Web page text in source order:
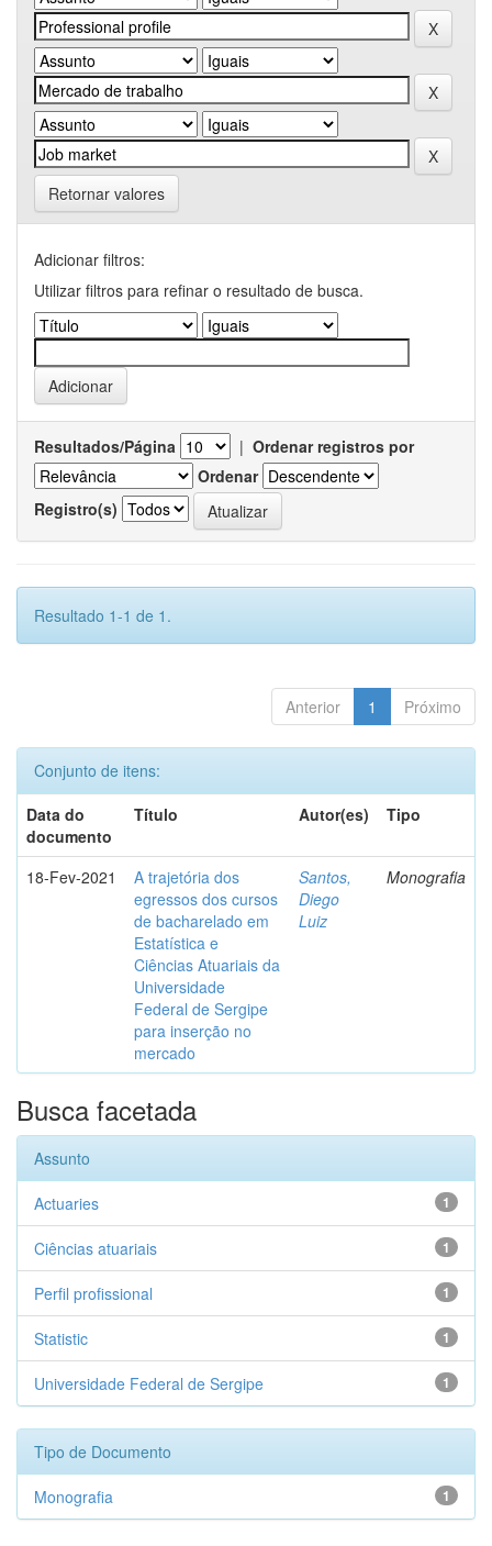
Retornar valores
Adicionar filtros:
Utilizar filtros para refinar o resultado de busca.
Resultados/Página | Ordenar registros por
Ordenar
Registro(s)
Resultado 1-1 de 1.
Anterior 1 Próximo
Conjunto de itens:
Data do
documento
Título Autor(es) Tipo
18-Fev-2021
A trajetória dos
egressos dos cursos
de bacharelado em
Estatística e
Ciências Atuariais da
Universidade
Federal de Sergipe
para inserção no
mercado
Santos,
Diego
Luiz
Monografia
Busca facetada
Assunto
1
Actuaries
1
Ciências atuariais
1
Perfil profissional
1
Statistic
1
Universidade Federal de Sergipe
Tipo de Documento
1
Monografia